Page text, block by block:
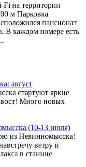
Fi на территории
м Парковка
пансионат
В каждом номере есть
август
стартуют яркие
Много новых
(10-13 июля)
из Невинномысска!
ветру и
в станице